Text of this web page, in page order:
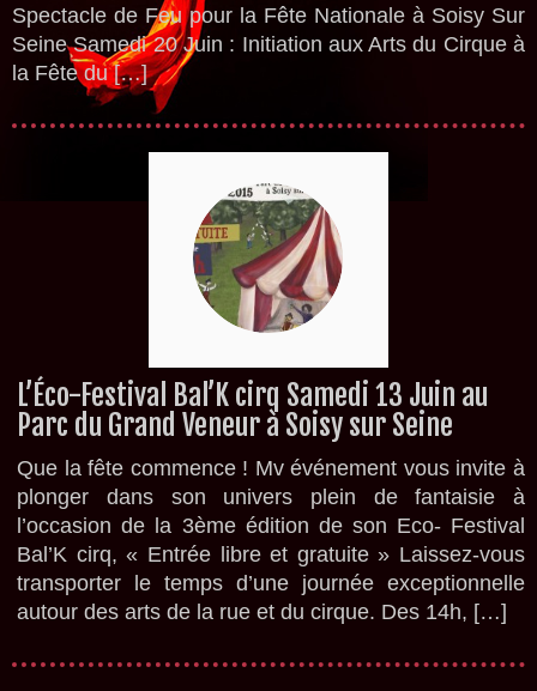
Spectacle de Feu pour la Fête Nationale à Soisy Sur
Seine Samedi 20 Juin : Initiation aux Arts du Cirque à
la Fête du […]
L’Éco-Festival Bal’K cirq Samedi 13 Juin au
Parc du Grand Veneur à Soisy sur Seine
Que la fête commence ! Mv événement vous invite à
plonger dans son univers plein de fantaisie à
l’occasion de la 3ème édition de son Eco- Festival
Bal’K cirq, « Entrée libre et gratuite » Laissez-vous
transporter le temps d’une journée exceptionnelle
autour des arts de la rue et du cirque. Des 14h, […]